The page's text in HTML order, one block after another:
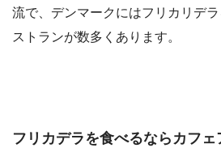
流で、デンマークにはフリカリデ
ストランが数多くあります。
フリカデラを食べるならカフェ